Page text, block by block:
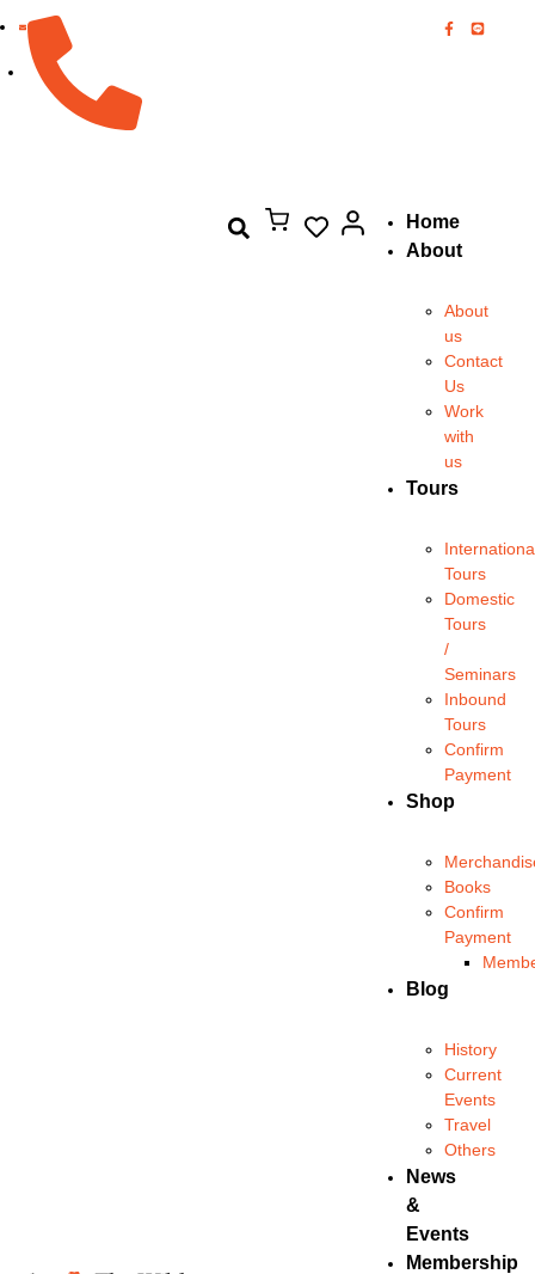
Home
About
About
us
Contact
Us
Work
with
us
Tours
Tours
Domestic
Tours
/
Seminars
Inbound
Tours
Confirm
Payment
Shop
Books
Confirm
Payment
Blog
History
Current
Events
Travel
Others
News
&
Events
Membership